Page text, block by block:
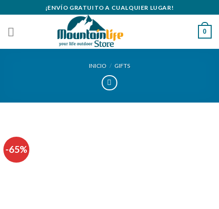
to
content
¡ENVÍO GRATUITO A CUALQUIER LUGAR!
0
INICIO / GIFTS
-65%